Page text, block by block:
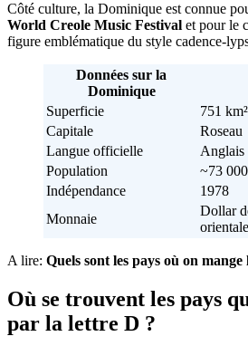
Côté culture, la Dominique est connue
World Creole Music Festival et pour le
figure emblématique du style cadence-
Données sur la
Dominique
Superficie
751 km²
Capitale
Roseau
Langue officielle
Anglais
Population
~73 000
Indépendance
1978
Monnaie
Dollar
A lire: Quels sont les pays où on mange
Où se trouvent les pays
par la lettre D ?